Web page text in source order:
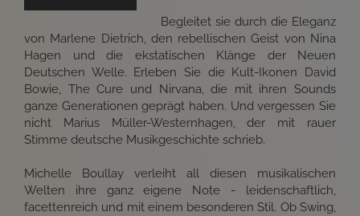
Begleitet sie durch die Eleganz
von Marlene Dietrich, den rebellischen Geist von Nina
Hagen und die ekstatischen Klänge der Neuen
Deutschen Welle. Erleben Sie die Kult-Ikonen David
Bowie, The Cure und Nirvana, die mit ihren Sounds
ganze Generationen geprägt haben. Und vergessen Sie
nicht Marius Müller-Westernhagen, der mit rauer
Stimme deutsche Musikgeschichte schrieb.
Michelle Boullay verleiht all diesen musikalischen
Welten ihre ganz eigene Note - leidenschaftlich,
facettenreich und mit einem besonderen Stil. Ob Swing,